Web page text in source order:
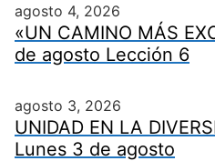
agosto 4, 2026
«UN CAMINO MÁS
de agosto Lección 6
agosto 3, 2026
UNIDAD EN LA
Lunes 3 de agosto